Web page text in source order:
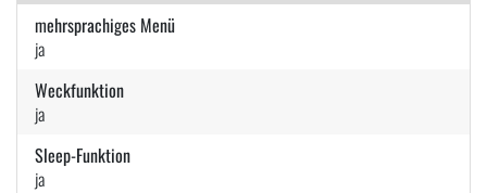
mehrsprachiges Menü
ja
Weckfunktion
ja
Sleep-Funktion
ja